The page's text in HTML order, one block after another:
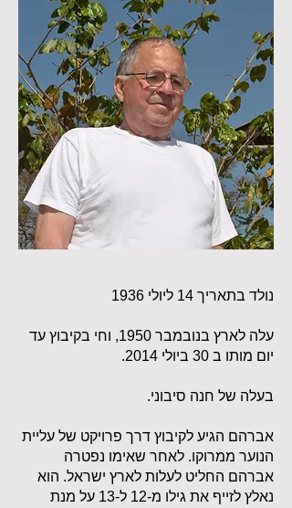
נולד בתאריך 14 ליולי 1936
עלה לארץ בנובמבר 1950, וחי בקיבוץ עד
יום מותו ב 30 ביולי 2014.
בעלה של חנה סיבוני.
אברהם הגיע לקיבוץ דרך פרויקט של עליית
הנוער ממרוקו. לאחר שאימו נפטרה
אברהם החליט לעלות לארץ ישראל. הוא
נאלץ לזייף את גילו מ-12 ל-13 על מנת